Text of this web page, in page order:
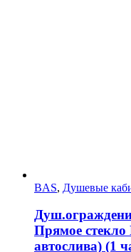
BAS, Душевые
Прямое
автослива) (1